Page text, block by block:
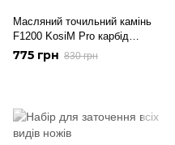
Масляний точильний камінь
F1200 KosiM Pro карбід
кремнію 8000 grit
775 грн 830 грн